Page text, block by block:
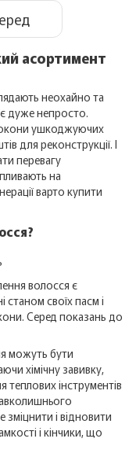
асортимент
неохайно та
дуже непросто.
ушкоджуючих
для реконструкції. І
перевагу
на
варто купити
волосся є
станом своїх пасм і
Серед показань до
можуть бути
хімічну завивку,
інструментів
і відновити
і кінчики, що